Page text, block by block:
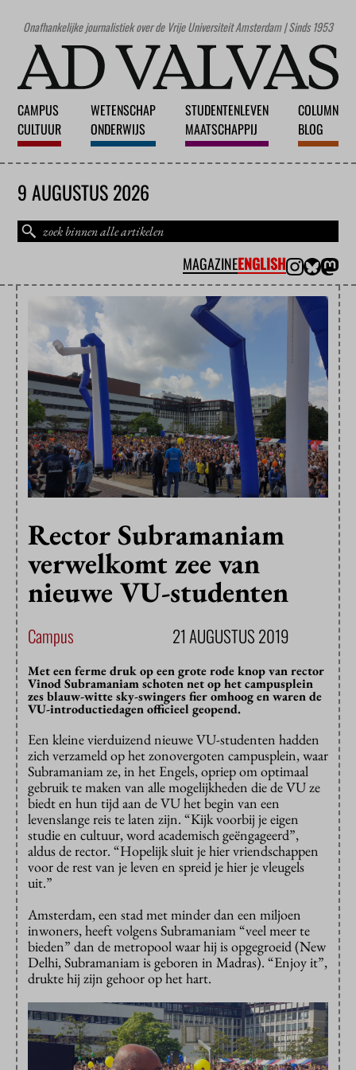
Onafhankelijke journalistiek over de Vrije Universiteit Amsterdam | Sinds 1953
CAMPUS
CULTUUR
WETENSCHAP
ONDERWIJS
STUDENTENLEVEN
MAATSCHAPPIJ
COLUMN
BLOG
9 AUGUSTUS 2026
MAGAZINEENGLISH
Rector Subramaniam
verwelkomt zee van
nieuwe VU-studenten
Campus 21 AUGUSTUS 2019
Met een ferme druk op een grote rode knop van rector
Vinod Subramaniam schoten net op het campusplein
zes blauw-witte sky-swingers fier omhoog en waren de
VU-introductiedagen officieel geopend.
Een kleine vierduizend nieuwe VU-studenten hadden
zich verzameld op het zonovergoten campusplein, waar
Subramaniam ze, in het Engels, opriep om optimaal
gebruik te maken van alle mogelijkheden die de VU ze
biedt en hun tijd aan de VU het begin van een
levenslange reis te laten zijn. “Kijk voorbij je eigen
studie en cultuur, word academisch geëngageerd”,
aldus de rector. “Hopelijk sluit je hier vriendschappen
voor de rest van je leven en spreid je hier je vleugels
uit.”
Amsterdam, een stad met minder dan een miljoen
inwoners, heeft volgens Subramaniam “veel meer te
bieden” dan de metropool waar hij is opgegroeid (New
Delhi, Subramaniam is geboren in Madras). “Enjoy it”,
drukte hij zijn gehoor op het hart.